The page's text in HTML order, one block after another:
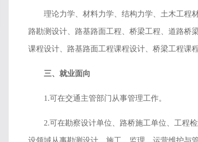
理论力学、材料力学、结构力学、土木工程
路勘测设计、路基路面工程、桥梁工程、道路桥
课程设计、路基路面工程课程设计、桥梁工程课
三、就业面向
1.可在交通主管部门从事管理工作。
2.可在勘察设计单位、路桥施工单位、工程
设领域从事勘测设计、施工、监理、运营维护与